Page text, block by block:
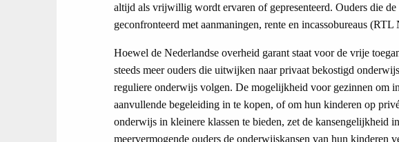
altijd als vrijwillig wordt ervaren of gepresenteerd. Ouders die
geconfronteerd met aanmaningen, rente en incassobureaus
Hoewel de Nederlandse overheid garant staat voor de vrije
steeds meer ouders die uitwijken naar privaat bekostigd
reguliere onderwijs volgen. De mogelijkheid voor gezinnen om
aanvullende begeleiding in te kopen, of om hun kinderen op
onderwijs in kleinere klassen te bieden, zet de kansengelijkheid
meervermogende ouders de onderwijskansen van hun kinderen